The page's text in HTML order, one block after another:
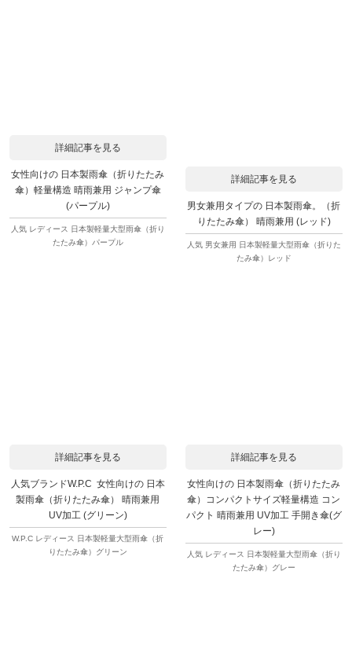
詳細記事を見る
女性向けの 日本製雨傘（折りたたみ
傘）軽量構造 晴雨兼用 ジャンプ傘
(パープル)
人気 レディース 日本製軽量大型雨傘（折り
たたみ傘）パープル
詳細記事を見る
男女兼用タイプの 日本製雨傘。（折
りたたみ傘） 晴雨兼用 (レッド)
人気 男女兼用 日本製軽量大型雨傘（折りた
たみ傘）レッド
詳細記事を見る
人気ブランドW.P.C 女性向けの 日本
製雨傘（折りたたみ傘） 晴雨兼用
UV加工 (グリーン)
W.P.C レディース 日本製軽量大型雨傘（折
りたたみ傘）グリーン
詳細記事を見る
女性向けの 日本製雨傘（折りたたみ
傘）コンパクトサイズ軽量構造 コン
パクト 晴雨兼用 UV加工 手開き傘(グ
レー)
人気 レディース 日本製軽量大型雨傘（折り
たたみ傘）グレー